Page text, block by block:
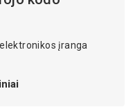
įranga